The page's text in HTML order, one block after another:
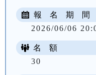
報 名 期 間
2026/06/06
名 額
30